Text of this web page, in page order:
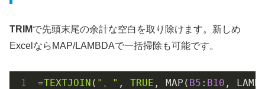
TRIMで先頭末尾の余計な空白を取り除けます。新しめ
ExcelならMAP/LAMBDAで一括掃除も可能です。
=TEXTJOIN ( "、" , TRUE , MAP( B5 : B10 ,